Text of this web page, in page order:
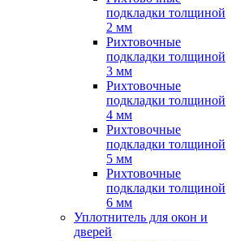
подкладки толщиной
2 мм
Рихтовочные
подкладки толщиной
3 мм
Рихтовочные
подкладки толщиной
4 мм
Рихтовочные
подкладки толщиной
5 мм
Рихтовочные
подкладки толщиной
6 мм
Уплотнитель для окон и
дверей